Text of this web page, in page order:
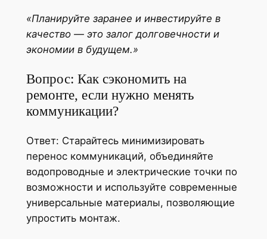
«Планируйте заранее и инвестируйте в
качество — это залог долговечности и
экономии в будущем.»
Вопрос: Как сэкономить на
ремонте, если нужно менять
коммуникации?
Ответ: Старайтесь минимизировать
перенос коммуникаций, объединяйте
водопроводные и электрические точки по
возможности и используйте современные
универсальные материалы, позволяющие
упростить монтаж.